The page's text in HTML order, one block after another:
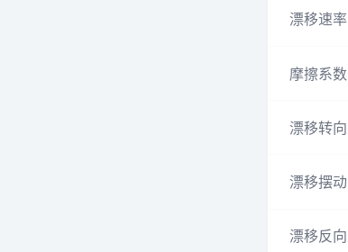
漂移速率
摩擦系数
漂移转向
漂移摆动
漂移反向